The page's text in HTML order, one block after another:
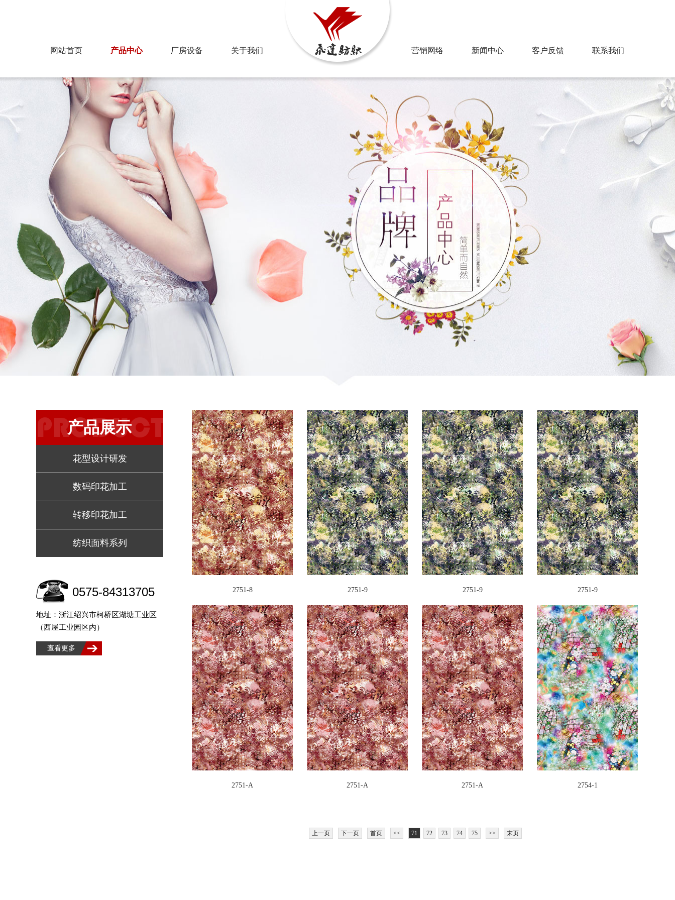
网站首页 产品中心 厂房设备 关于我们 营销网络 新闻中心 客户反馈 联系我们
PRODUCT
产品展示
花型设计研发
数码印花加工
转移印花加工
纺织面料系列
0575-84313705
地址：浙江绍兴市柯桥区湖塘工业区
（西屋工业园区内）
查看更多
2751-8 2751-9 2751-9 2751-9
2751-A 2751-A 2751-A 2754-1
上一页 下一页 首页 << 71 72 73 74 75 >> 末页